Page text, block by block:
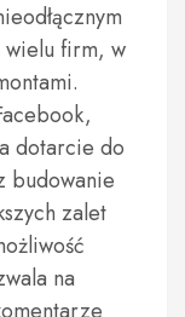
wielu firm, w
dotarcie do
budowanie
zalet
na